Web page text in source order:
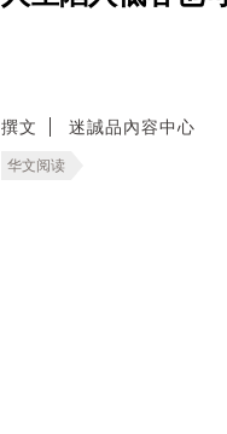
撰文 迷誠品內容中心
华文阅读